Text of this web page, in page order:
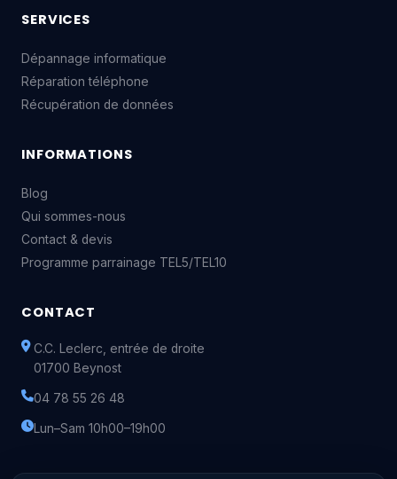
SERVICES
Dépannage informatique
Réparation téléphone
Récupération de données
INFORMATIONS
Blog
Qui sommes-nous
Contact & devis
Programme parrainage TEL5/TEL10
CONTACT
C.C. Leclerc, entrée de droite
01700 Beynost
04 78 55 26 48
Lun–Sam 10h00–19h00